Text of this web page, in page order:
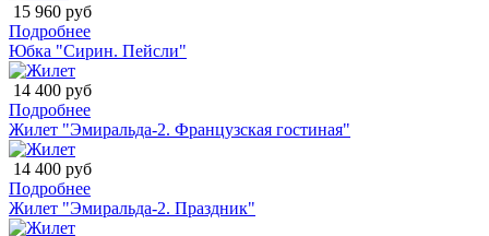
15 960 руб
Подробнее
Юбка "Сирин. Пейсли"
14 400 руб
Подробнее
Жилет "Эмиральда-2. Французская гостиная"
14 400 руб
Подробнее
Жилет "Эмиральда-2. Праздник"